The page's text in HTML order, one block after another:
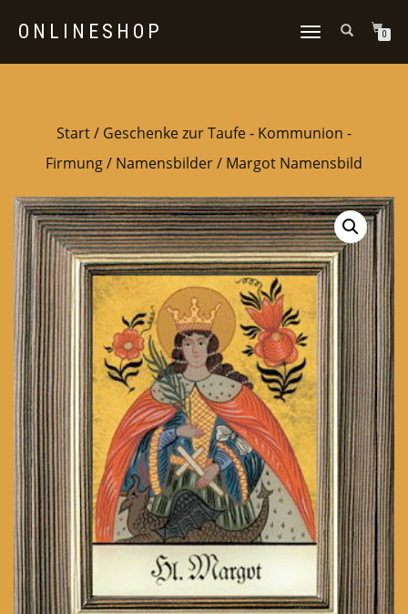
ONLINESHOP
NAVIGATION
0
Start/ Geschenke zur Taufe - Kommunion -
Firmung/ Namensbilder/ Margot Namensbild